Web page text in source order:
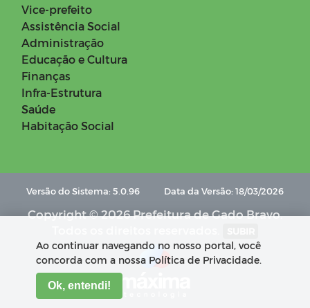
Vice-prefeito
Assistência Social
Administração
Educação e Cultura
Finanças
Infra-Estrutura
Saúde
Habitação Social
Versão do Sistema: 5.0.96 Data da Versão: 18/03/2026
Copyright © 2026 Prefeitura de Gado Bravo.
Ao continuar navegando no nosso portal, você
concorda com a nossa Política de Privacidade.
Ok, entendi!